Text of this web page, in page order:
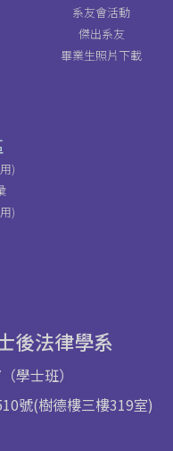
系友會活動
傑出系友
畢業生照片下載
)
)
後法律學系
學士班）
號(樹德樓三樓319室)